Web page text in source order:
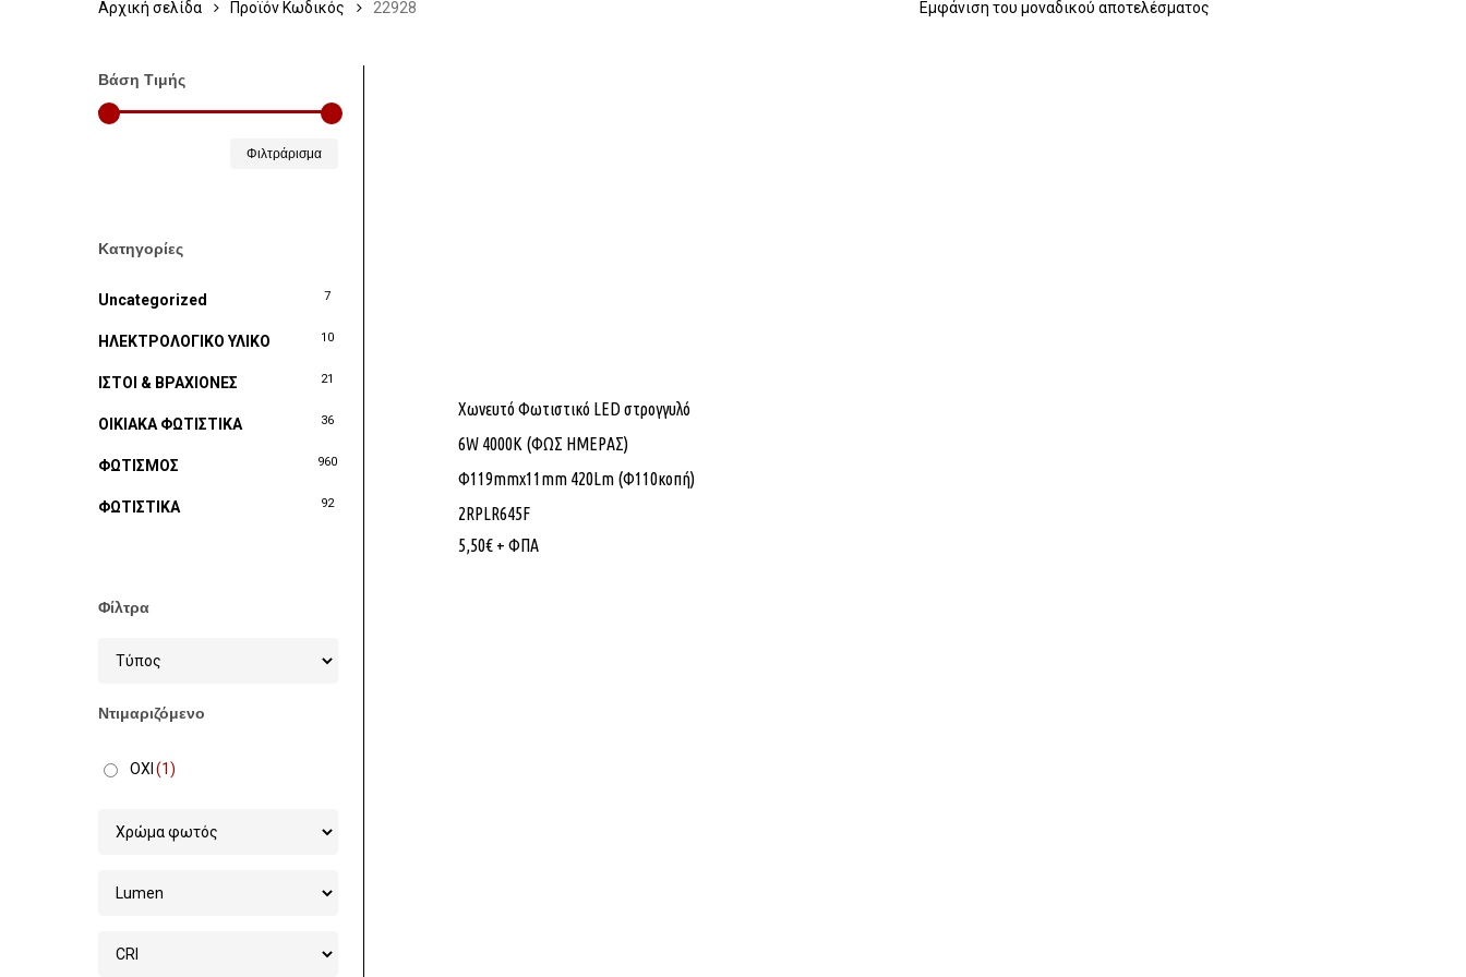
Εμφάνιση του μοναδικού αποτελέσματος
Αρχική σελίδα Προϊόν Κωδικός 22928
Βάση Τιμής
Φιλτράρισμα
Κατηγορίες
Uncategorized 7
ΗΛΕΚΤΡΟΛΟΓΙΚΟ ΥΛΙΚΟ 10
ΙΣΤΟΙ & ΒΡΑΧΙΟΝΕΣ 21
ΟΙΚΙΑΚΑ ΦΩΤΙΣΤΙΚΑ 36
ΦΩΤΙΣΜΟΣ 960
ΦΩΤΙΣΤΙΚΑ 92
Φίλτρα
Ντιμαριζόμενο
ΟΧΙ (1)
Χωνευτό Φωτιστικό LED στρογγυλό
6W 4000K (ΦΩΣ ΗΜΕΡΑΣ)
Φ119mmx11mm 420Lm (Φ110κοπή)
2RPLR645F
5,50€ + ΦΠΑ